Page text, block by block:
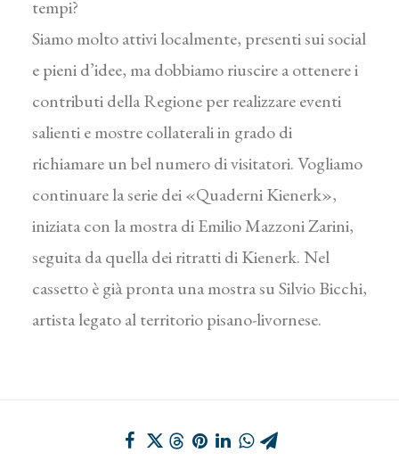
tempi?
Siamo molto attivi localmente, presenti sui social
e pieni d’idee, ma dobbiamo riuscire a ottenere i
contributi della Regione per realizzare eventi
salienti e mostre collaterali in grado di
richiamare un bel numero di visitatori. Vogliamo
continuare la serie dei «Quaderni Kienerk»,
iniziata con la mostra di Emilio Mazzoni Zarini,
seguita da quella dei ritratti di Kienerk. Nel
cassetto è già pronta una mostra su Silvio Bicchi,
artista legato al territorio pisano-livornese.